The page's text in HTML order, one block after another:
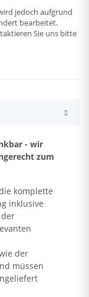
jedoch aufgrund
bearbeitet.
Sie uns bitte
- wir
zum
komplette
inklusive
der
müssen